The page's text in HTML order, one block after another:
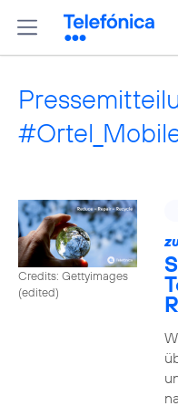
Credits: Gettyimages
(edited)